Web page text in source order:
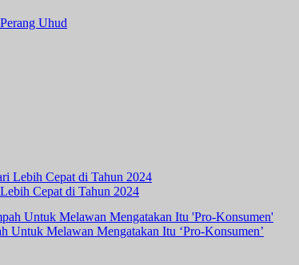
Uhud
Cepat di Tahun 2024
Untuk Melawan Mengatakan Itu ‘Pro-Konsumen’